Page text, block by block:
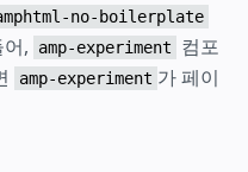
no-boilerplate
, amp-experiment
컴포
amp-experiment 가 페이